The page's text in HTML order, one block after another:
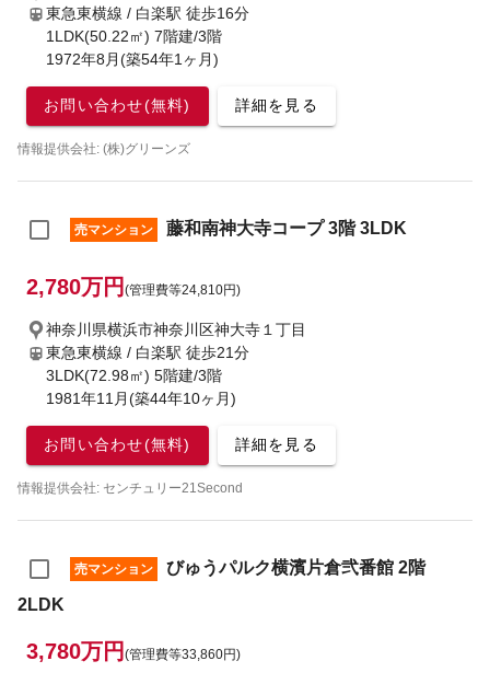
東急東横線 / 白楽駅 徒歩16分
1LDK(50.22㎡) 7階建/3階
1972年8月(築54年1ヶ月)
お問い合わせ(無料) 詳細を見る
情報提供会社: (株)グリーンズ
売マンション 藤和南神大寺コープ 3階 3LDK
2,780万円 (管理費等24,810円)
神奈川県横浜市神奈川区神大寺１丁目
東急東横線 / 白楽駅 徒歩21分
3LDK(72.98㎡) 5階建/3階
1981年11月(築44年10ヶ月)
お問い合わせ(無料) 詳細を見る
情報提供会社: センチュリー21Second
売マンション
びゅうパルク横濱片倉弐番館 2階
2LDK
3,780万円 (管理費等33,860円)